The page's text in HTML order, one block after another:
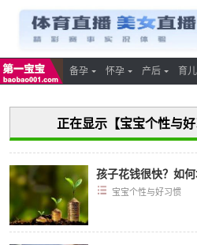
备孕 怀孕 产后 育儿
正在显示【宝宝个性与
孩子花钱很快？如
宝宝个性与好习惯